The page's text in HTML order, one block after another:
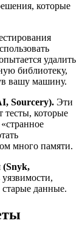
которые
удалить
библиотеку,
вашу машину.
Sourcery). Эти
тесты, которые
много памяти.
(Snyk,
старые данные.